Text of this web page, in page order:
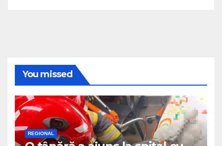
You missed
REGIONAL